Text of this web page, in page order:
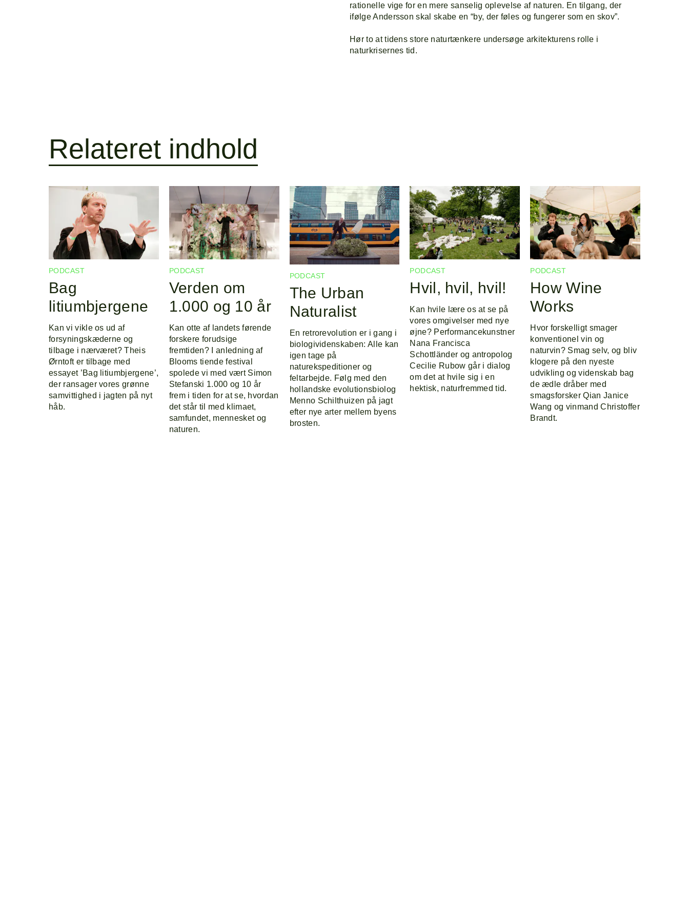
rationelle vige for en mere sanselig oplevelse af naturen. En tilgang, der
ifølge Andersson skal skabe en “by, der føles og fungerer som en skov”.
Hør to at tidens store naturtænkere undersøge arkitekturens rolle i
naturkrisernes tid.
Relateret indhold
PODCAST
Bag
litiumbjergene
Kan vi vikle os ud af
forsyningskæderne og
tilbage i nærværet? Theis
Ørntoft er tilbage med
essayet ’Bag litiumbjergene’,
der ransager vores grønne
samvittighed i jagten på nyt
håb.
PODCAST
Verden om
1.000 og 10 år
Kan otte af landets førende
forskere forudsige
fremtiden? I anledning af
Blooms tiende festival
spolede vi med vært Simon
Stefanski 1.000 og 10 år
frem i tiden for at se, hvordan
det står til med klimaet,
samfundet, mennesket og
naturen.
PODCAST
The Urban
Naturalist
En retrorevolution er i gang i
biologividenskaben: Alle kan
igen tage på
naturekspeditioner og
feltarbejde. Følg med den
hollandske evolutionsbiolog
Menno Schilthuizen på jagt
efter nye arter mellem byens
brosten.
PODCAST
Hvil, hvil, hvil!
Kan hvile lære os at se på
vores omgivelser med nye
øjne? Performancekunstner
Nana Francisca
Schottländer og antropolog
Cecilie Rubow går i dialog
om det at hvile sig i en
hektisk, naturfremmed tid.
PODCAST
How Wine
Works
Hvor forskelligt smager
konventionel vin og
naturvin? Smag selv, og bliv
klogere på den nyeste
udvikling og videnskab bag
de ædle dråber med
smagsforsker Qian Janice
Wang og vinmand Christoffer
Brandt.